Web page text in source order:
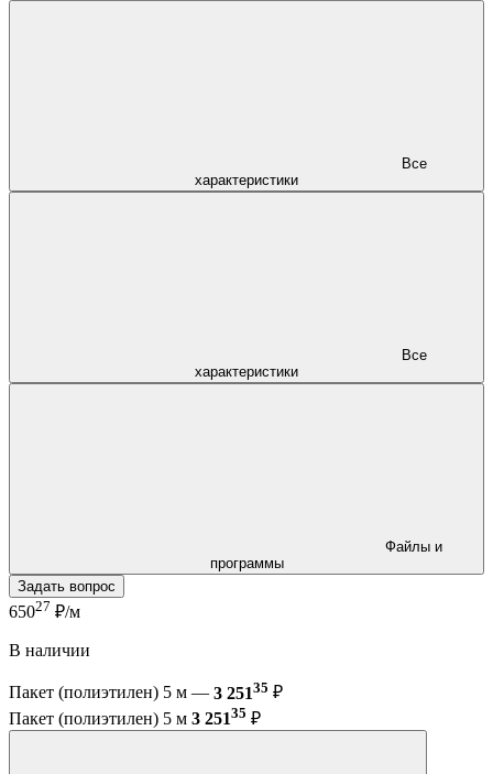
характеристики
характеристики
программы
Задать вопрос
65027 ₽/м
В наличии
Пакет (полиэтилен) 5 м — 3 25135 ₽
Пакет (полиэтилен) 5 м 3 25135 ₽